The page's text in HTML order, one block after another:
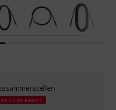
BIS ZU 3% RABATT